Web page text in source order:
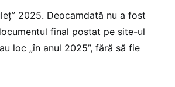
2025. Deocamdată nu a fost
final postat pe site-ul
loc „în anul 2025”, fără să fie